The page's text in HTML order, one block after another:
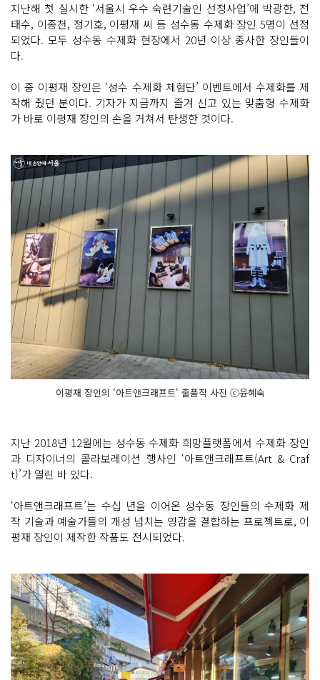
지난해 첫 실시한 ‘서울시 우수 숙련기술인 선정사업’에 박광한, 전
태수, 이종천, 정기호, 이평재 씨 등 성수동 수제화 장인 5명이 선정
되었다. 모두 성수동 수제화 현장에서 20년 이상 종사한 장인들이
다.
이 중 이평재 장인은 ‘성수 수제화 체험단’ 이벤트에서 수제화를 제
작해 줬던 분이다. 기자가 지금까지 즐겨 신고 있는 맞춤형 수제화
가 바로 이평재 장인의 손을 거쳐서 탄생한 것이다.
이평재 장인의 '아트앤크래프트' 출품작 사진 ⓒ윤혜숙
지난 2018년 12월에는 성수동 수제화 희망플랫폼에서 수제화 장인
과 디자이너의 콜라보레이션 행사인 ‘아트앤크래프트(Art & Craf
t)’가 열린 바 있다.
‘아트앤크래프트’는 수십 년을 이어온 성수동 장인들의 수제화 제
작 기술과 예술가들의 개성 넘치는 영감을 결합하는 프로젝트로, 이
평재 장인이 제작한 작품도 전시되었다.